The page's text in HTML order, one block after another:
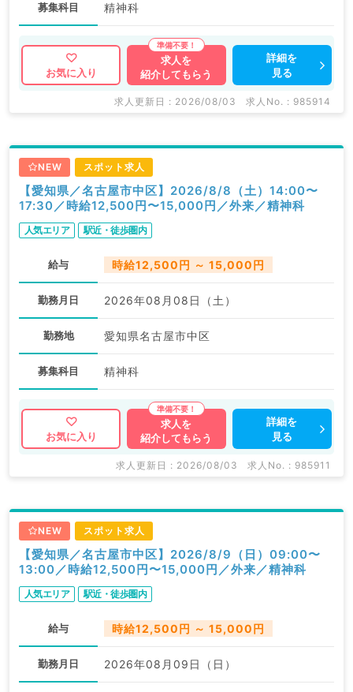
募集科目 精神科
お気に入り
求人を
紹介してもらう
詳細を
見る
求人更新日 : 2026/08/03 求人No. : 985914
NEW スポット求人
【愛知県／名古屋市中区】2026/8/8（土）14:00〜
17:30／時給12,500円〜15,000円／外来／精神科
人気エリア 駅近・徒歩圏内
給与 時給12,500円 ～ 15,000円
勤務月日 2026年08月08日（土）
勤務地 愛知県名古屋市中区
募集科目 精神科
お気に入り
求人を
紹介してもらう
詳細を
見る
求人更新日 : 2026/08/03 求人No. : 985911
NEW スポット求人
【愛知県／名古屋市中区】2026/8/9（日）09:00〜
13:00／時給12,500円〜15,000円／外来／精神科
人気エリア 駅近・徒歩圏内
給与 時給12,500円 ～ 15,000円
勤務月日 2026年08月09日（日）